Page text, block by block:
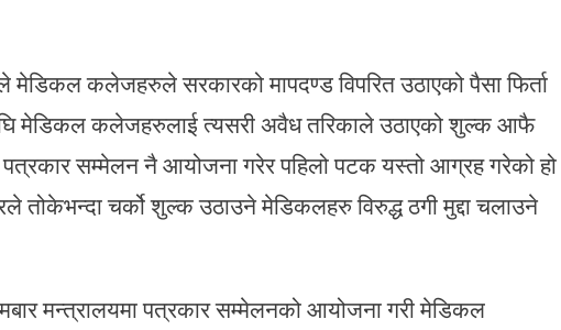
मेडिकल कलेजहरुले सरकारको मापदण्ड विपरित उठाएको पैसा फिर्ता
मेडिकल कलेजहरुलाई त्यसरी अवैध तरिकाले उठाएको शुल्क आफै
सम्मेलन नै आयोजना गरेर पहिलो पटक यस्तो आग्रह गरेको हो
तोकेभन्दा चर्को शुल्क उठाउने मेडिकलहरु विरुद्ध ठगी मुद्दा चलाउने
मन्त्रालयमा पत्रकार सम्मेलनको आयोजना गरी मेडिकल